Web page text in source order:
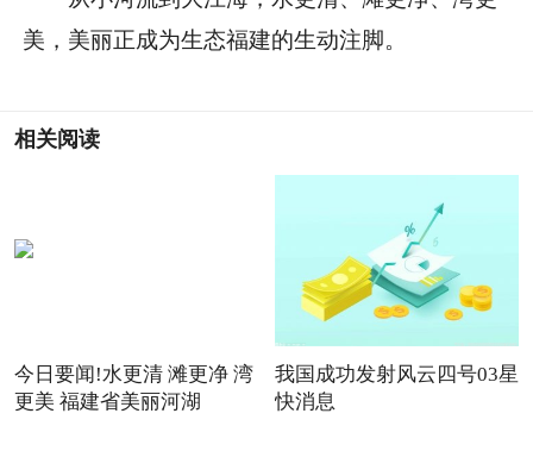
美，美丽正成为生态福建的生动注脚。
相关阅读
今日要闻!水更清 滩更净 湾
更美 福建省美丽河湖
我国成功发射风云四号03星
快消息